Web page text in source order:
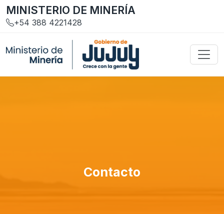
MINISTERIO DE MINERÍA
+54 388 4221428
Contacto